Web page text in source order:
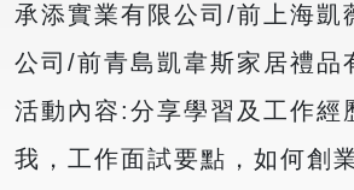
承添實業有限公司/前上海凱
公司/前青島凱韋斯家居禮品
活動內容:分享學習及工作經
我，工作面試要點，如何創